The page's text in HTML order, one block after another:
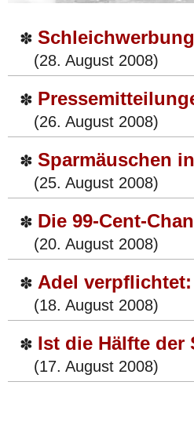
✽
(28. August 2008)
✽
(26. August 2008)
✽ Sparmäuschen
(25. August 2008)
✽ Die 99-Cent-
(20. August 2008)
✽ Adel
(18. August 2008)
✽ Ist die Hälfte der
(17. August 2008)